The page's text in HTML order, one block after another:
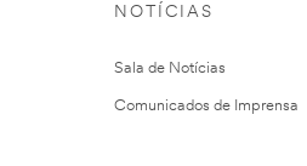
NOTÍCIAS
Sala de Notícias
Comunicados de Imprensa